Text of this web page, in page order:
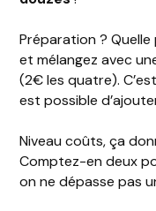
Préparation ?
et mélangez avec
(2€ les quatre).
est possible
Niveau coûts, ça
Comptez-en deux
on ne dépasse pas